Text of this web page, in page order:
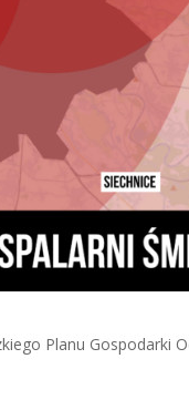
Planu Gospodarki